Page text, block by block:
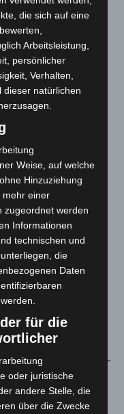
nach
in Niedersachsen
schnell
starten beim
– Polizei sucht
712
die sich auf eine
Arbeitsleistung,
persönlicher
Verhalten,
dieser natürlichen
Weise, auf welche
Hinzuziehung
mehr einer
zugeordnet werden
Informationen
technischen und
die
Daten
für die
oder juristische
andere Stelle, die
über die Zwecke